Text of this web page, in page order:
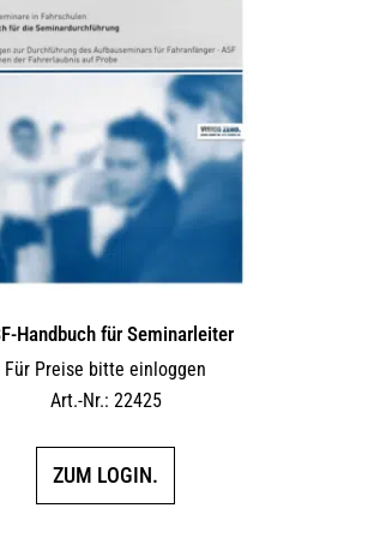
Handbuch für Seminarleiter
Für Preise bitte einloggen
Art.-Nr.: 22425
ZUM LOGIN.